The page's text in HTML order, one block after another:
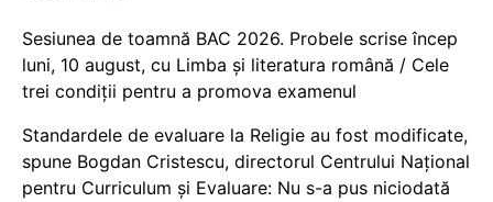
Sesiunea de toamnă BAC 2026. Probele scrise încep
luni, 10 august, cu Limba și literatura română / Cele
trei condiții pentru a promova examenul
Standardele de evaluare la Religie au fost modificate,
spune Bogdan Cristescu, directorul Centrului Național
pentru Curriculum și Evaluare: Nu s-a pus niciodată